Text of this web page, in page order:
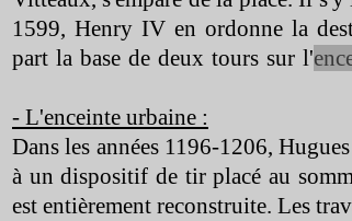
1599, Henry IV en ordonne la
part la base de deux tours sur l'
- L'enceinte urbaine :
Dans les années 1196-1206,
à un dispositif de tir placé au
est entièrement reconstruite. Les